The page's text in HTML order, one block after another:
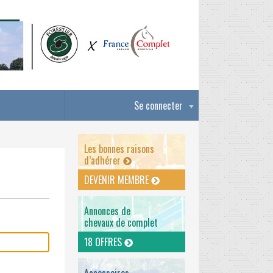
Se connecter
Les bonnes raisons
d’adhérer
DEVENIR MEMBRE
Annonces de
chevaux de complet
18 OFFRES